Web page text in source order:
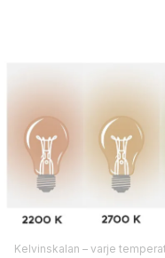
Kelvinskalan – varje